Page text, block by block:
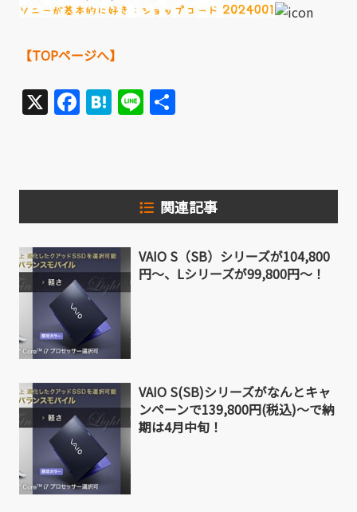
【TOPページへ】
X Facebook
Hatena
Line
関連記事
VAIO S（SB）シリーズが104,800
円～、Lシリーズが99,800円～！
VAIO S(SB)シリーズがなんとキャ
ンペーンで139,800円(税込)～で納
期は4月中旬！